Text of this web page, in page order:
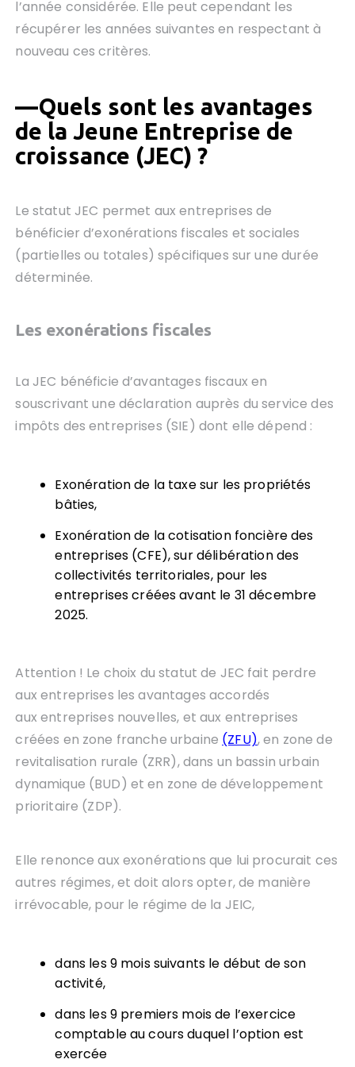
l’année considérée. Elle peut cependant les
récupérer les années suivantes en respectant à
nouveau ces critères.
—Quels sont les avantages
de la Jeune Entreprise de
croissance (JEC) ?
Le statut JEC permet aux entreprises de
bénéficier d’exonérations fiscales et sociales
(partielles ou totales) spécifiques sur une durée
déterminée.
Les exonérations fiscales
La JEC bénéficie d’avantages fiscaux en
souscrivant une déclaration auprès du service des
impôts des entreprises (SIE) dont elle dépend :
Exonération de la taxe sur les propriétés
bâties,
Exonération de la cotisation foncière des
entreprises (CFE), sur délibération des
collectivités territoriales, pour les
entreprises créées avant le 31 décembre
2025.
Attention ! Le choix du statut de JEC fait perdre
aux entreprises les avantages accordés
aux entreprises nouvelles, et aux entreprises
créées en zone franche urbaine (ZFU), en zone de
revitalisation rurale (ZRR), dans un bassin urbain
dynamique (BUD) et en zone de développement
prioritaire (ZDP).
Elle renonce aux exonérations que lui procurait ces
autres régimes, et doit alors opter, de manière
irrévocable, pour le régime de la JEIC,
dans les 9 mois suivants le début de son
activité,
dans les 9 premiers mois de l’exercice
comptable au cours duquel l’option est
exercée